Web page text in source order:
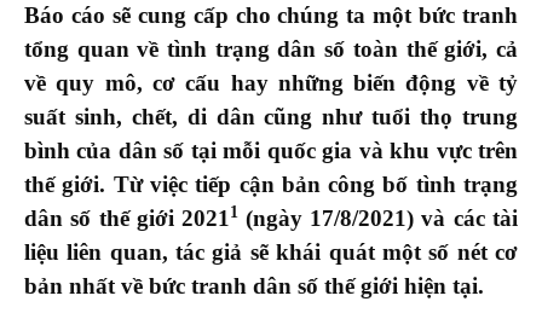
Báo cáo sẽ cung cấp cho chúng ta một bức tranh
tổng quan về tình trạng dân số toàn thế giới, cả
về quy mô, cơ cấu hay những biến động về tỷ
suất sinh, chết, di dân cũng như tuổi thọ trung
bình của dân số tại mỗi quốc gia và khu vực trên
thế giới. Từ việc tiếp cận bản công bố tình trạng
dân số thế giới 2021 1 (ngày 17/8/2021) và các tài
liệu liên quan, tác giả sẽ khái quát một số nét cơ
bản nhất về bức tranh dân số thế giới hiện tại.